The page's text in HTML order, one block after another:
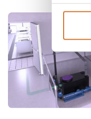
servicetekniker